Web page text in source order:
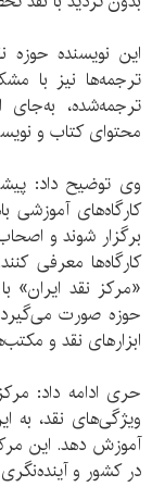
این نویسنده حوزه
ترجمه‌ها نیز با
ترجمه‌شده، به‌جای
محتوای کتاب و
وی توضیح داد:
کارگاه‌های
برگزار شوند و
کارگاه‌ها معرفی
«مرکز نقد ایران»
حوزه صورت می‌گیرد
ابزارهای نقد و
حری ادامه داد:
ویژگی‌های نقد،
آموزش دهد. این
در کشور و